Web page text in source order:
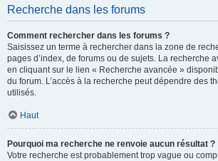
Recherche dans les forums
Comment rechercher dans les forums ?
Saisissez un terme à rechercher dans la zone de
pages d’index, de forums ou de sujets. La recherche
en cliquant sur le lien « Recherche avancée »
du forum. L’accès à la recherche peut dépendre des
utilisés.
Haut
Pourquoi ma recherche ne renvoie aucun résultat ?
Votre recherche est probablement trop vague ou